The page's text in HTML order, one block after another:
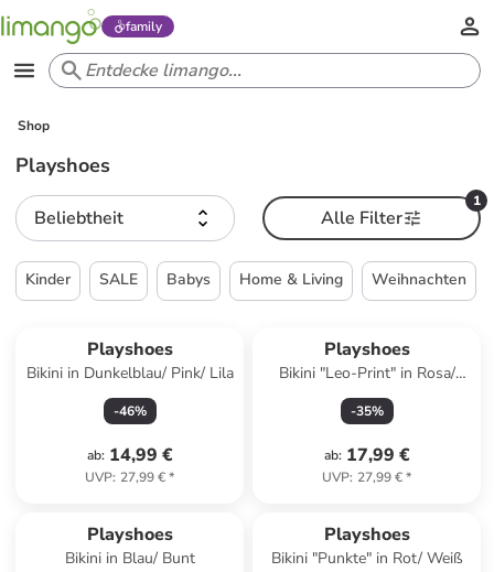
family
Shop
Playshoes
Beliebtheit
1
Alle Filter
Kinder SALE Babys Home & Living Weihnachten
Playshoes
Bikini in Dunkelblau/ Pink/ Lila
-46%
ab: 14,99 €
UVP: 27,99 €*
Playshoes
Bikini "Leo-Print" in Rosa/
Schwarz
-35%
ab: 17,99 €
UVP: 27,99 €*
Playshoes
Bikini in Blau/ Bunt
Playshoes
Bikini "Punkte" in Rot/ Weiß